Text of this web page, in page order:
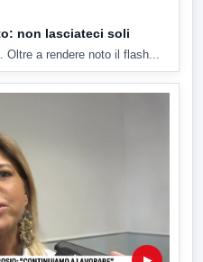
non lasciateci soli
Oltre a rendere noto il flash...